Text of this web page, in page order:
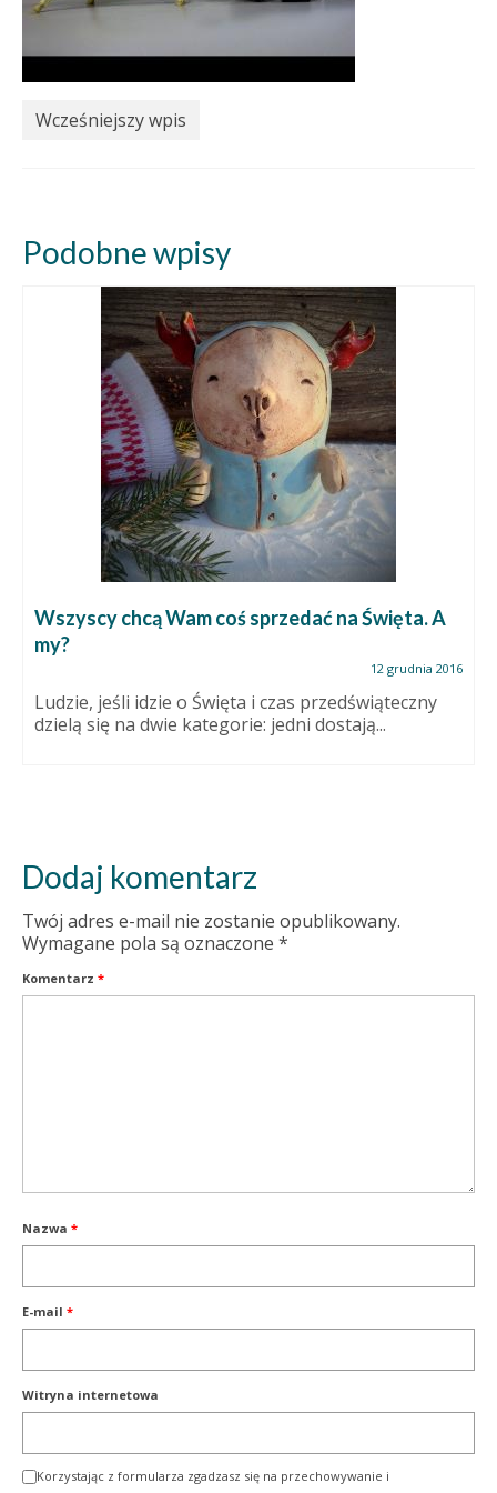
Wcześniejszy wpis
Podobne wpisy
Wszyscy chcą Wam coś sprzedać na Święta. A
my?
12 grudnia 2016
Ludzie, jeśli idzie o Święta i czas przedświąteczny
dzielą się na dwie kategorie: jedni dostają...
Dodaj komentarz
Twój adres e-mail nie zostanie opublikowany.
Wymagane pola są oznaczone *
Komentarz *
Nazwa *
E-mail *
Witryna internetowa
Korzystając z formularza zgadzasz się na przechowywanie i